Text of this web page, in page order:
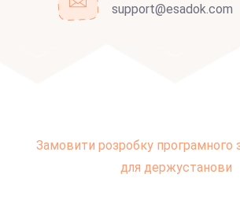
support@esadok.com
Замовити розробку програмного
для держустанови